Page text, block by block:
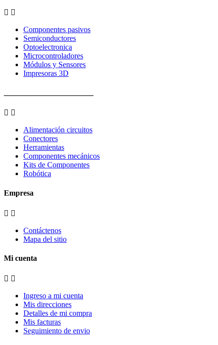
 
Componentes pasivos
Semiconductores
Optoelectronica
Microcontroladores
Módulos y Sensores
Impresoras 3D
 
Alimentación circuitos
Conectores
Herramientas
Componentes mecánicos
Kits de Componentes
Robótica
Empresa
 
Contáctenos
Mapa del sitio
Mi cuenta
 
Ingreso a mi cuenta
Mis direcciones
Detalles de mi compra
Mis facturas
Seguimiento de envio